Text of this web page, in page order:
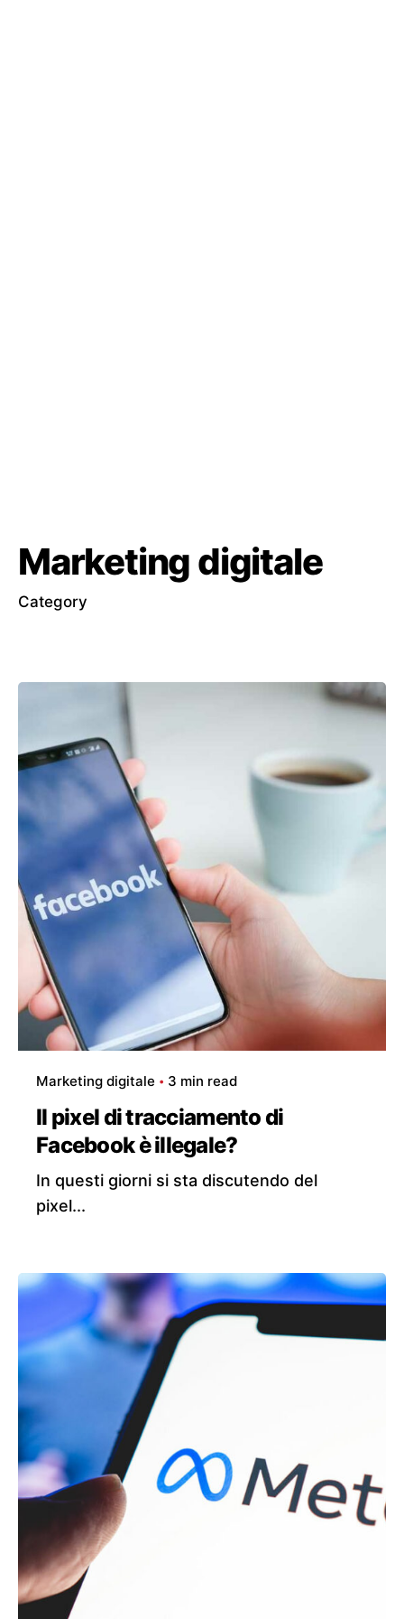
Marketing digitale
Category
Marketing digitale 3 min read
Il pixel di tracciamento di
Facebook è illegale?
In questi giorni si sta discutendo del
pixel...